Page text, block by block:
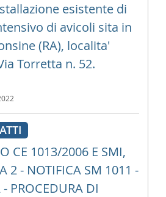
esistente di
di avicoli sita in
(RA), localita'
Torretta n. 52.
CE 1013/2006 E SMI,
2 - NOTIFICA SM 1011 -
PROCEDURA DI